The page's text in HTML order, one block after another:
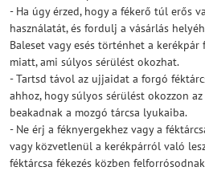
- Ha úgy érzed, hogy a fékerő túl erős
használatát, és fordulj a vásárlás
Baleset vagy esés történhet a
miatt, ami súlyos sérülést okozhat.
- Tartsd távol az ujjaidat a forgó
ahhoz, hogy súlyos sérülést okozzon
beakadnak a mozgó tárcsa lyukaiba.
- Ne érj a féknyergekhez vagy a
vagy közvetlenül a kerékpárról való
féktárcsa fékezés közben